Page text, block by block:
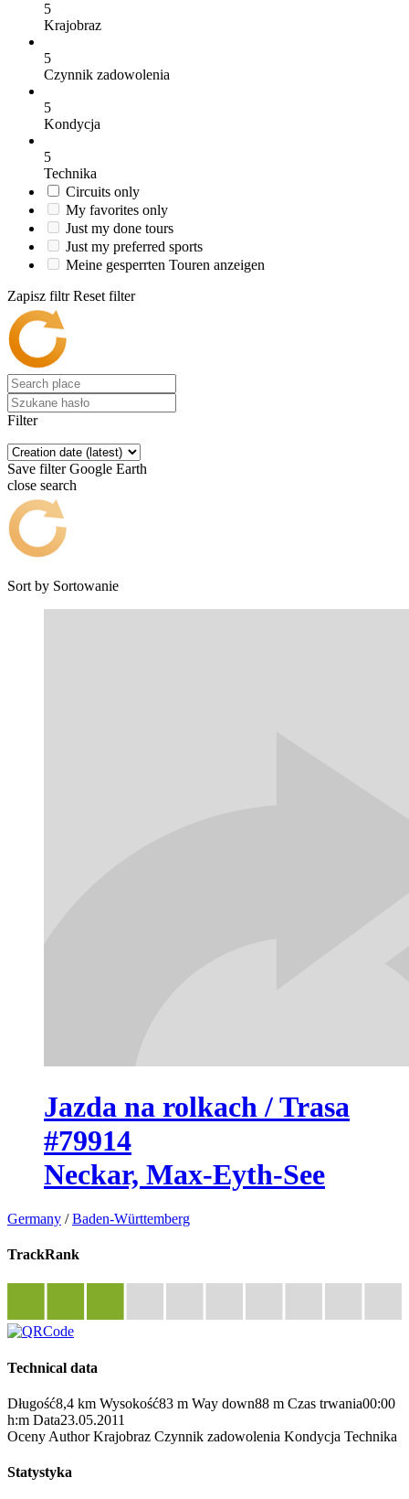
5
Krajobraz
5
Czynnik zadowolenia
5
Kondycja
5
Technika
Circuits only
My favorites only
Just my done tours
Just my preferred sports
Meine gesperrten Touren anzeigen
Zapisz filtr Reset filter
Filter
Save filter Google Earth
close search
Sort by Sortowanie
Jazda na rolkach / Trasa
#79914
Neckar, Max-Eyth-See
Germany /Baden-Württemberg
TrackRank
Technical data
Długość8,4 km Wysokość83 m Way down88 m Czas trwania00:00
h:m Data23.05.2011
Oceny Author Krajobraz Czynnik zadowolenia Kondycja Technika
Statystyka